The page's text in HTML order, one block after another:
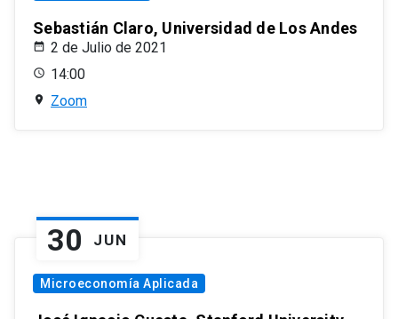
Sebastián Claro, Universidad de Los Andes
2 de Julio de 2021
14:00
Zoom
30 JUN
Microeconomía Aplicada